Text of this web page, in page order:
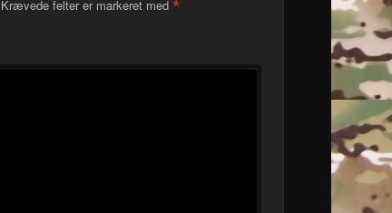
Krævede felter er markeret med *